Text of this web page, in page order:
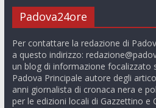
Padova24ore
Per contattare la redazione di
a questo indirizzo:
un blog di informazione focalizzato
Padova Principale autore degli
anni giornalista di cronaca nera e
per le edizioni locali di Gazzettino e